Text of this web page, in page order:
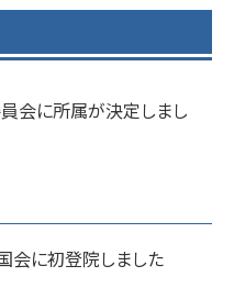
会に所属が決定しまし
会に初登院しました